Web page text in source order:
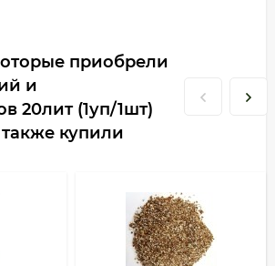
приобрели
и
20лит (1уп/1шт)
купили